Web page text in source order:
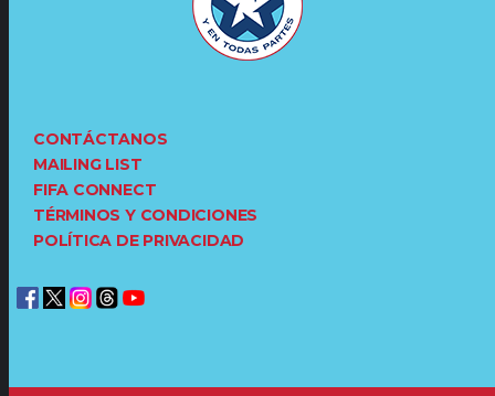
CONTÁCTANOS
MAILING LIST
FIFA CONNECT
TÉRMINOS Y CONDICIONES
POLÍTICA DE PRIVACIDAD